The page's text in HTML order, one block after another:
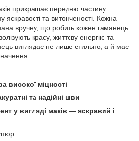
прикрашає передню частину
та витонченості. Кожна
вручну, що робить кожен гаманець
красу, життєву енергію та
виглядає не лише стильно, а й має
високої міцності
та надійні шви
у вигляді маків — яскравий і